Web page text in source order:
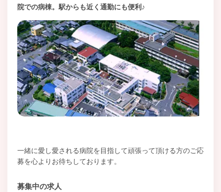
院での病棟。駅からも近く通勤にも便利♪
一緒に愛し愛される病院を目指して頑張って頂ける方のご応
募を心よりお待ちしております。
募集中の求人